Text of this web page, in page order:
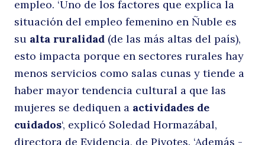
empleo. ‘Uno de los factores que explica la
situación del empleo femenino en Ñuble es
su alta ruralidad (de las más altas del país),
esto impacta porque en sectores rurales hay
menos servicios como salas cunas y tiende a
haber mayor tendencia cultural a que las
mujeres se dediquen a actividades de
cuidados‘, explicó Soledad Hormazábal,
directora de Evidencia, de Pivotes. ‘Además -